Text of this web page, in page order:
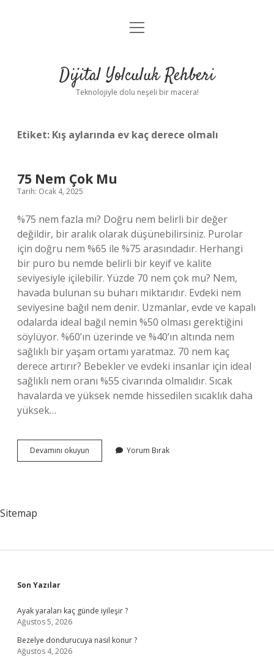
Anasayfa
Yasal Uyarı
menüyü
Dijital Yolculuk Rehberi
Teknolojiyle dolu neşeli bir macera!
Etiket: Kış aylarında ev kaç derece olmalı
75 Nem Çok Mu
Tarih: Ocak 4, 2025
%75 nem fazla mı? Doğru nem belirli bir değer
değildir, bir aralık olarak düşünebilirsiniz. Purolar
için doğru nem %65 ile %75 arasındadır. Herhangi
bir puro bu nemde belirli bir keyif ve kalite
seviyesiyle içilebilir. Yüzde 70 nem çok mu? Nem,
havada bulunan su buharı miktarıdır. Evdeki nem
seviyesine bağıl nem denir. Uzmanlar, evde ve kapalı
odalarda ideal bağıl nemin %50 olması gerektiğini
söylüyor. %60’ın üzerinde ve %40’ın altında nem
sağlıklı bir yaşam ortamı yaratmaz. 70 nem kaç
derece artırır? Bebekler ve evdeki insanlar için ideal
sağlıklı nem oranı %55 civarında olmalıdır. Sıcak
havalarda ve yüksek nemde hissedilen sıcaklık daha
yüksek…
Devamını okuyun
Nem
Yorum Bırak
Sitemap
Sidebar
Son Yazılar
Ayak yaraları kaç günde iyileşir ?
Ağustos 5, 2026
Bezelye dondurucuya nasıl konur ?
Ağustos 4, 2026